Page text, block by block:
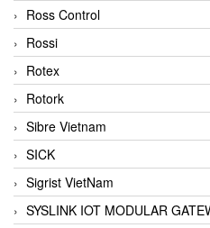
Ross Control
Rossi
Rotex
Rotork
Sibre Vietnam
SICK
Sigrist VietNam
SYSLINK IOT MODULAR